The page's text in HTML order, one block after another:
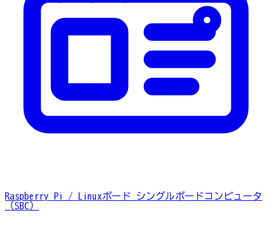
Raspberry Pi / Linuxボード
シングルボードコンピュータ
（SBC）